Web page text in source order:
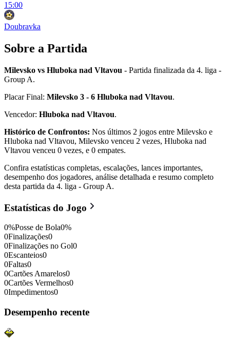
15:00
Doubravka
Sobre a Partida
Milevsko vs Hluboka nad Vltavou - Partida finalizada da 4. liga -
Group A.
Placar Final: Milevsko 3 - 6 Hluboka nad Vltavou.
Vencedor: Hluboka nad Vltavou.
Histórico de Confrontos: Nos últimos 2 jogos entre Milevsko e
Hluboka nad Vltavou, Milevsko venceu 2 vezes, Hluboka nad
Vltavou venceu 0 vezes, e 0 empates.
Confira estatísticas completas, escalações, lances importantes,
desempenho dos jogadores, análise detalhada e resumo completo
desta partida da 4. liga - Group A.
Estatísticas do Jogo
0%Posse de Bola0%
0Finalizações0
0Finalizações no Gol0
0Escanteios0
0Faltas0
0Cartões Amarelos0
0Cartões Vermelhos0
0Impedimentos0
Desempenho recente